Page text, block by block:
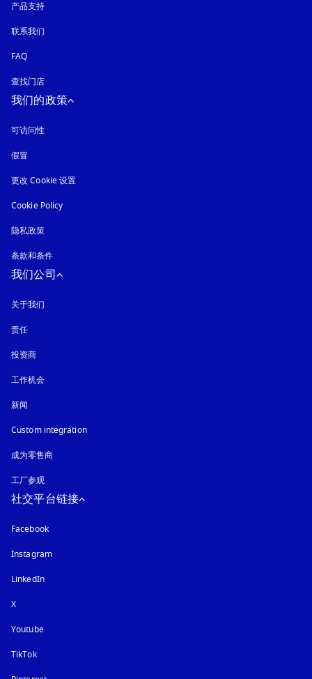
产品支持
联系我们
FAQ
查找门店
我们的政策
可访问性
假冒
更改 Cookie 设置
Cookie Policy
隐私政策
条款和条件
我们公司
关于我们
责任
投资商
工作机会
新闻
Custom integration
成为零售商
工厂参观
社交平台链接
Facebook
Instagram在新选项卡中打开
LinkedIn
X
Youtube在新选项卡中打开
TikTok